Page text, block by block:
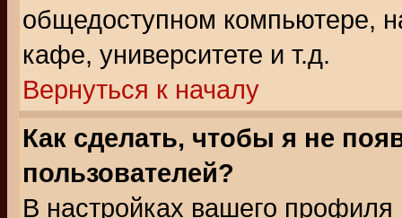
общедоступном компьютере,
кафе, университете и т.д.
Вернуться к началу
Как сделать, чтобы я не
пользователей?
В настройках вашего